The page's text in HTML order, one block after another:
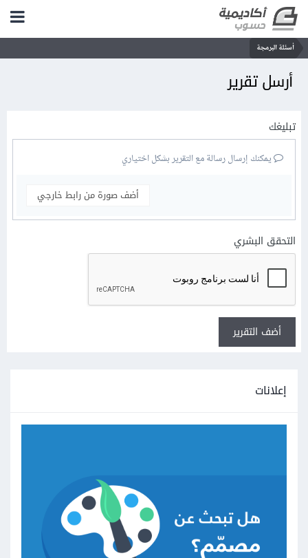
أسئلة البرمجة
أرسل تقرير
تبليغك
يمكنك إرسال رسالة مع التقرير بشكل اختياري
أضف صورة من رابط خارجي
التحقق البشري
أضف التقرير
إعلانات